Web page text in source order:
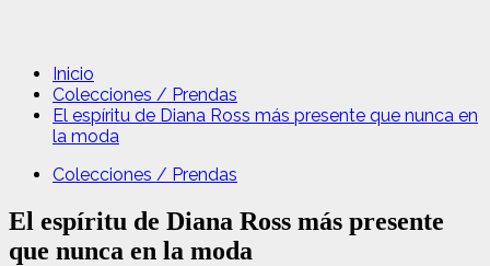
Inicio
Colecciones / Prendas
El espíritu de Diana Ross más presente que nunca en
la moda
Colecciones / Prendas
El espíritu de Diana Ross más presente
que nunca en la moda